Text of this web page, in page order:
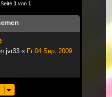
1 von 1
jvr33 « Fr 04 Sep, 2009